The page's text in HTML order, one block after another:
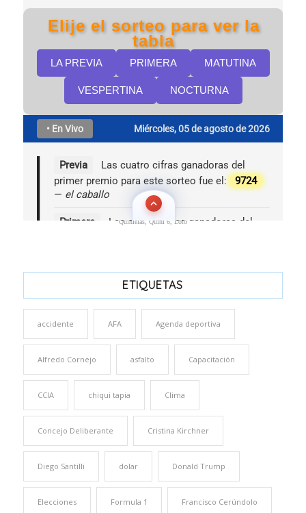
Quinielas, Quini 6, Loto
ETIQUETAS
accidente AFA Agenda deportiva
Alfredo Cornejo asfalto Capacitación
CCIA chiqui tapia Clima
Concejo Deliberante Cristina Kirchner
Diego Santilli dolar Donald Trump
Elecciones Formula 1 Francisco Cerúndolo